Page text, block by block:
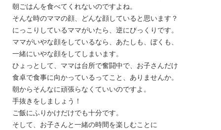
朝ごはんを食べてくれないのですよね。
そんな時のママの顔、どんな顔していると思います？
にっこりしているママがいたら、逆にびっくりです。
ママがいやな顔をしているなら、あたしも、ぼくも、
一緒にいやな顔をしてしまいます。
ひょっとして、ママは台所で奮闘中で、お子さんだけ
食卓で食事に向かっているってこと、ありませんか。
朝からそんなに頑張らなくていいのですよ。
手抜きをしましょう！
ご飯にふりかけだけでも十分です。
そして、お子さんと一緒の時間を楽しむことに